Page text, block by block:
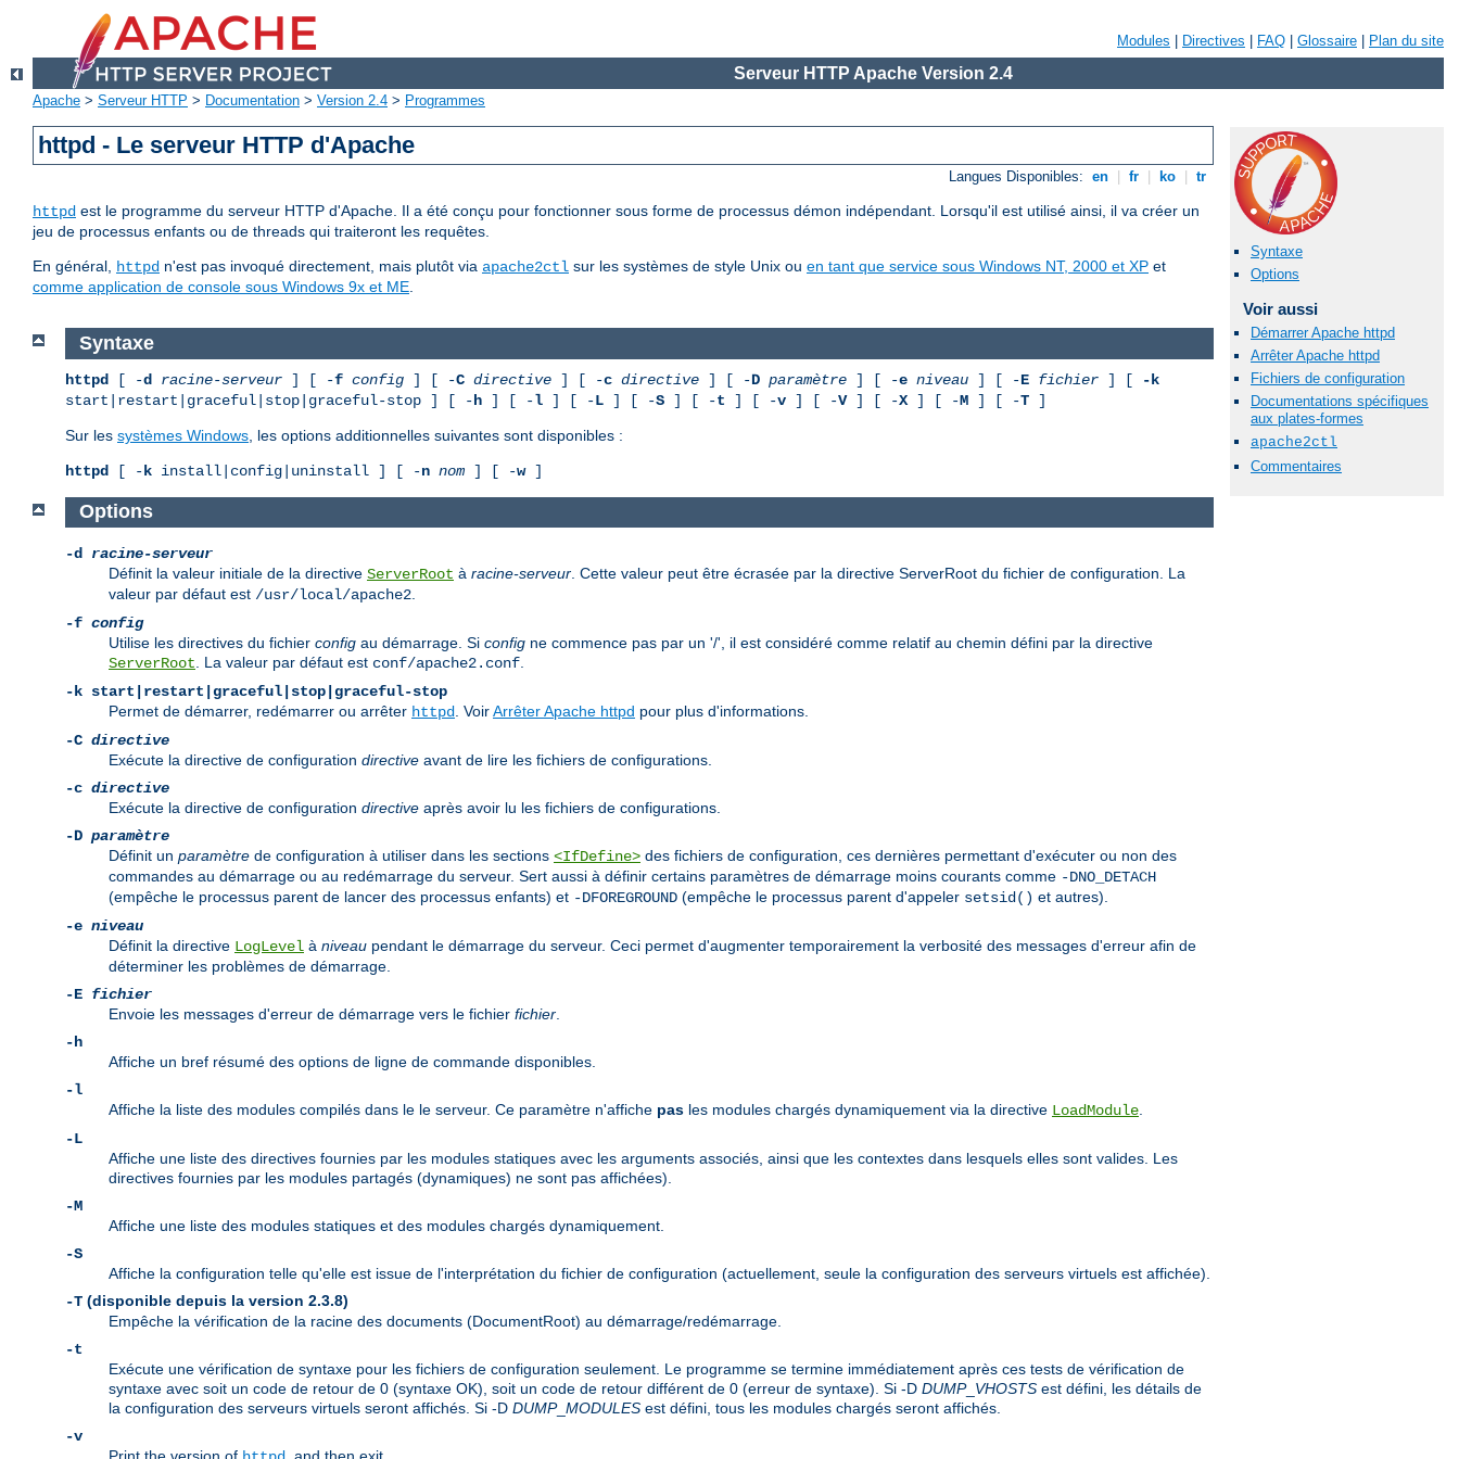
Modules Directives FAQ Glossaire Plan du site
Serveur HTTP Apache Version 2.4
Apache > Serveur HTTP > Documentation > Version 2.4 > Programmes
httpd - Le serveur HTTP d'Apache
Langues Disponibles: en fr ko tr
httpd est le programme du serveur HTTP d'Apache. Il a été conçu pour fonctionner sous forme de processus démon indépendant. Lorsqu'il est utilisé ainsi, il va créer un
jeu de processus enfants ou de threads qui traiteront les requêtes.
En général, httpd n'est pas invoqué directement, mais plutôt via apache2ctl sur les systèmes de style Unix ou en tant que service sous Windows NT, 2000 et XP et
comme application de console sous Windows 9x et ME.
Syntaxe
Options
Voir aussi
Démarrer Apache httpd
Arrêter Apache httpd
Fichiers de configuration
Documentations spécifiques
aux plates-formes
apache2ctl
Commentaires
Syntaxe
httpd [ -d racine-serveur ] [ -f config ] [ -C directive ] [ -c directive ] [ -D paramètre ] [ -e niveau ] [ -E fichier ] [
-k
start|restart|graceful|stop|graceful-stop ] [ -h ] [ -l ] [ -L ] [ -S ] [ -t ] [ -v ] [ -V] [ -X] [ -M ] [ -T ]
Sur les systèmes Windows , les options additionnelles suivantes sont disponibles :
httpd [ - k install|config|uninstall ] [ -n nom ] [ -w]
Options
-d racine-serveur
Définit la valeur initiale de la directive ServerRoot à racine-serveur . Cette valeur peut être écrasée par la directive ServerRoot du fichier de configuration. La
valeur par défaut est /usr/local/apache2
-f config
Utilise les directives du fichier config au démarrage. Si config ne commence pas par un '/', il est considéré comme relatif au chemin défini par la directive
ServerRoot . La valeur par défaut est conf/apache2.conf
-k start|restart|graceful|stop|graceful-stop
Permet de démarrer, redémarrer ou arrêter httpd . VoirArrêter Apache httpd pour plus d'informations.
-C directive
Exécute la directive de configuration directive avant de lire les fichiers de configurations.
-c directive
Exécute la directive de configuration directive après avoir lu les fichiers de configurations.
-D paramètre
Définit un paramètre de configuration à utiliser dans les sections <IfDefine> des fichiers de configuration, ces dernières permettant d'exécuter ou non des
commandes au démarrage ou au redémarrage du serveur. Sert aussi à définir certains paramètres de démarrage moins courants comme -DNO_DETACH
(empêche le processus parent de lancer des processus enfants) et -DFOREGROUND (empêche le processus parent d'appeler setsid() et autres).
-e niveau
Définit la directive LogLevel à niveau pendant le démarrage du serveur. Ceci permet d'augmenter temporairement la verbosité des messages d'erreur afin de
déterminer les problèmes de démarrage.
-E fichier
Envoie les messages d'erreur de démarrage vers le fichier fichier
-h
Affiche un bref résumé des options de ligne de commande disponibles.
-l
Affiche la liste des modules compilés dans le le serveur. Ce paramètre n'affiche pas les modules chargés dynamiquement via la directive LoadModule
-L
Affiche une liste des directives fournies par les modules statiques avec les arguments associés, ainsi que les contextes dans lesquels elles sont valides. Les
directives fournies par les modules partagés (dynamiques) ne sont pas affichées).
-M
Affiche une liste des modules statiques et des modules chargés dynamiquement.
-S
Affiche la configuration telle qu'elle est issue de l'interprétation du fichier de configuration (actuellement, seule la configuration des serveurs virtuels est affichée).
-T (disponible depuis la version 2.3.8)
Empêche la vérification de la racine des documents (DocumentRoot) au démarrage/redémarrage.
-t
Exécute une vérification de syntaxe pour les fichiers de configuration seulement. Le programme se termine immédiatement après ces tests de vérification de
syntaxe avec soit un code de retour de 0 (syntaxe OK), soit un code de retour différent de 0 (erreur de syntaxe). Si -D DUMP_ VHOSTS est défini, les détails de
la configuration des serveurs virtuels seront affichés. Si -D DUMP_ MODULES est défini, tous les modules chargés seront affichés.
-v